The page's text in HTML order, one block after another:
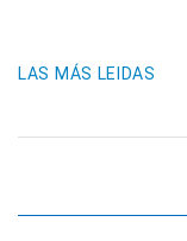
LAS MÁS LEIDAS